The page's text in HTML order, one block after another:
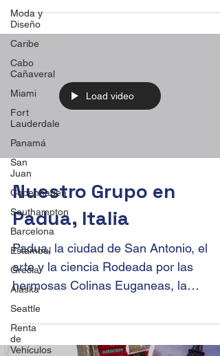
Moda y
Diseño
Caribe
Cabo
Cañaveral
Miami
Fort
Lauderdale
Panamá
San
Juan
Copenhagen
Southampton
Barcelona
Estambul
Grecia
Alaska
Seattle
Renta
de
Vehículos
Load video
Nuestro Grupo en
Padua, Italia
Padua, la ciudad de San Antonio, el
arte y la ciencia Rodeada por las
hermosas Colinas Euganeas, la
provincia de Padua es una zona para...